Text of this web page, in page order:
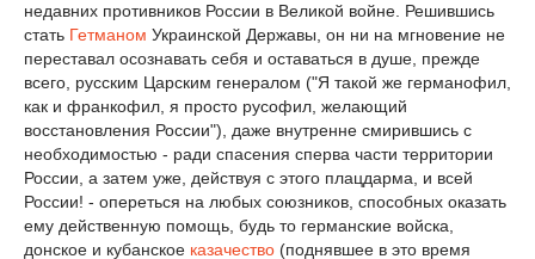
недавних противников России в Великой войне. Решившись
стать Гетманом Украинской Державы, он ни на мгновение не
переставал осознавать себя и оставаться в душе, прежде
всего, русским Царским генералом ("Я такой же германофил,
как и франкофил, я просто русофил, желающий
восстановления России"), даже внутренне смирившись с
необходимостью - ради спасения сперва части территории
России, а затем уже, действуя с этого плацдарма, и всей
России! - опереться на любых союзников, способных оказать
ему действенную помощь, будь то германские войска,
донское и кубанское казачество (поднявшее в это время